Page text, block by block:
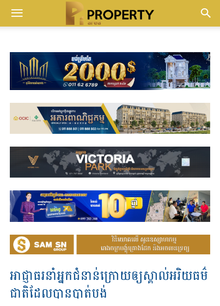
អាជ្ញាធរ​នាំ​អ្នក​ជំនាន់​ក្រោយ​ឲ្យ​ស្គាល់​អរិយធម៌​​
ជាតិ​ដែល​បាន​បាត់​បង់​